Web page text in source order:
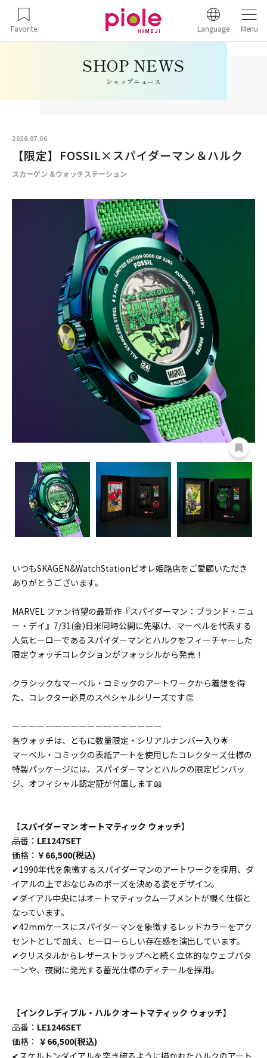
Favorite Language Menu
ショップニュース
2026.07.06
【限定】FOSSIL×スパイダーマン＆ハルク
スカーゲン &ウォッチステーション
いつもSKAGEN&WatchStationピオレ姫路店をご愛顧いただき
ありがとうございます。
MARVEL ファン待望の最新作『スパイダーマン：ブランド・ニュ
ー・デイ』7/31(金)日米同時公開に先駆け、マーベルを代表する
人気ヒーローであるスパイダーマンとハルクをフィーチャーした
限定ウォッチコレクションがフォッシルから発売！
クラシックなマーベル・コミックのアートワークから着想を得
た、コレクター必見のスペシャルシリーズです👏
ーーーーーーーーーーーーーーーーーー
各ウォッチは、ともに数量限定・シリアルナンバー入り🌟
マーベル・コミックの表紙アートを使用したコレクターズ仕様の
特製パッケージには、スパイダーマンとハルクの限定ピンバッ
ジ、オフィシャル認定証が付属します📖
【スパイダーマン オートマティック ウォッチ】
品番： LE1247SET
価格： ￥66,500(税込)
✔1990年代を象徴するスパイダーマンのアートワークを採用、ダ
イアルの上でおなじみのポーズを決める姿をデザイン。
✔ダイアル中央にはオートマティックムーブメントが覗く仕様と
なっています。
✔42mmケースにスパイダーマンを象徴するレッドカラーをアク
セントとして加え、ヒーローらしい存在感を演出しています。
✔クリスタルからレザーストラップへと続く立体的なウェブパタ
ーンや、夜間に発光する蓄光仕様のディテールを採用。
【インクレディブル・ハルク オートマティック ウォッチ】
品番： LE1246SET
価格： ￥66,500(税込)
✔スケルトンダイアルを突き破るように描かれたハルクのアート